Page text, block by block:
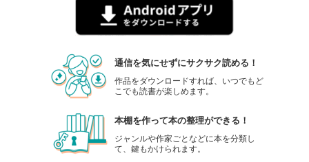
通信を気にせずにサクサク読める！
作品をダウンロードすれば、いつでもど
こでも読書が楽しめます。
本棚を作って本の整理ができる！
ジャンルや作家ごとなどに本を分類し
て、鍵もかけられます。